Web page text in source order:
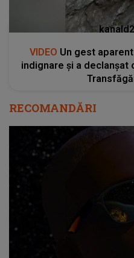
VIDEO Un gest
indignare și a declanșat
RECOMANDĂRI